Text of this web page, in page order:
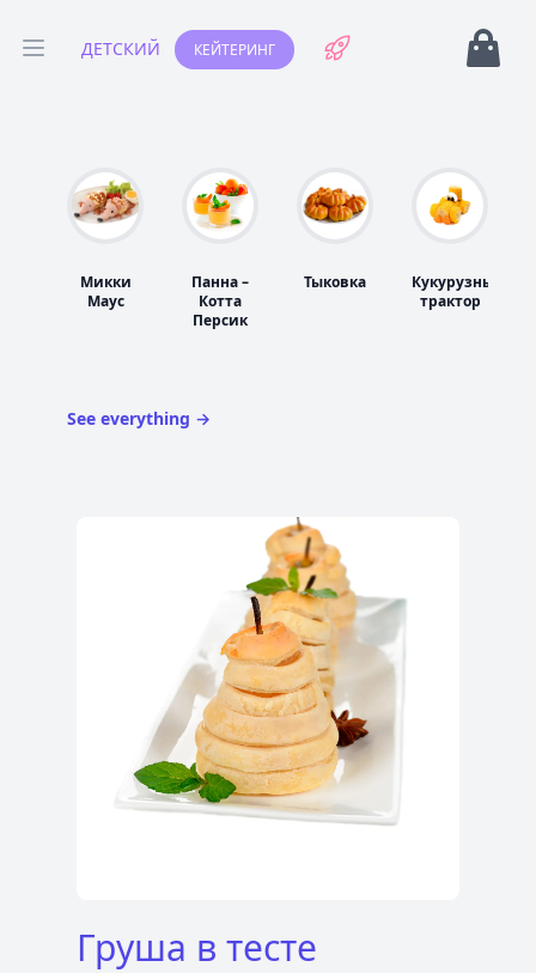
Open menu
ДЕТСКИЙ КЕЙТЕРИНГ Open
Микки
Маус
Панна –
Котта
Персик
Тыковка
Кукурузный
трактор
See everything →
Груша в тесте